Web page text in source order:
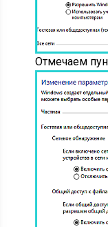
Отмечаем